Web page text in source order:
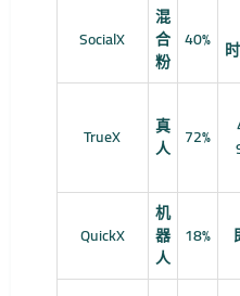
SocialX
混
合
粉
40%
TrueX
真
人 72%
QuickX
机
器
人
18%